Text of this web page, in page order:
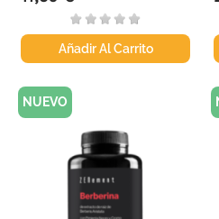
Añadir Al Carrito
NUEVO